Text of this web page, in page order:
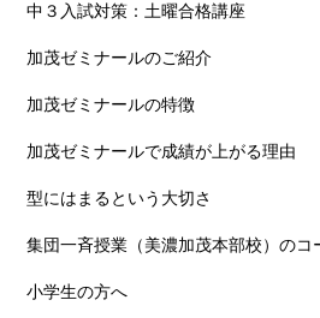
中３入試対策：土曜合格講座
加茂ゼミナールのご紹介
加茂ゼミナールの特徴
加茂ゼミナールで成績が上がる理由
型にはまるという大切さ
集団一斉授業（美濃加茂本部校）のコ
小学生の方へ